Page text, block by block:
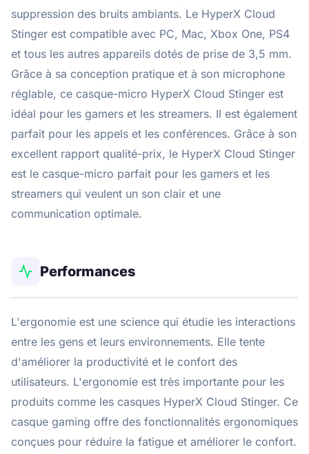
suppression des bruits ambiants. Le HyperX Cloud
Stinger est compatible avec PC, Mac, Xbox One, PS4
et tous les autres appareils dotés de prise de 3,5 mm.
Grâce à sa conception pratique et à son microphone
réglable, ce casque-micro HyperX Cloud Stinger est
idéal pour les gamers et les streamers. Il est également
parfait pour les appels et les conférences. Grâce à son
excellent rapport qualité-prix, le HyperX Cloud Stinger
est le casque-micro parfait pour les gamers et les
streamers qui veulent un son clair et une
communication optimale.
Performances
L'ergonomie est une science qui étudie les interactions
entre les gens et leurs environnements. Elle tente
d'améliorer la productivité et le confort des
utilisateurs. L'ergonomie est très importante pour les
produits comme les casques HyperX Cloud Stinger. Ce
casque gaming offre des fonctionnalités ergonomiques
conçues pour réduire la fatigue et améliorer le confort.